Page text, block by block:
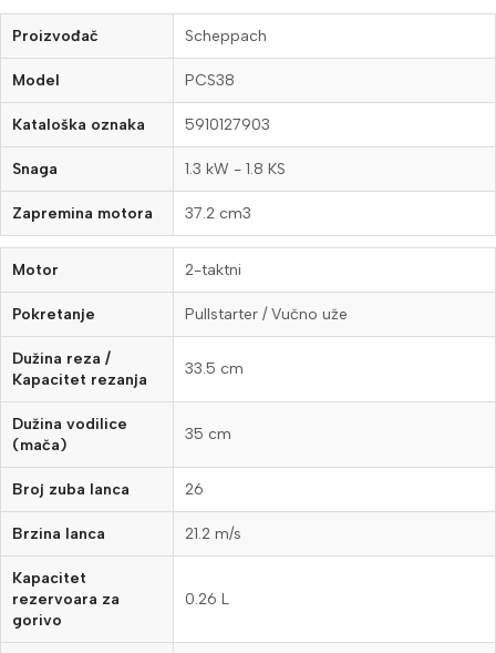
Proizvođač Scheppach
Model PCS38
Kataloška oznaka 5910127903
Snaga 1.3 kW - 1.8 KS
Zapremina motora 37.2 cm3
Motor 2-taktni
Pokretanje Pullstarter / Vučno uže
Dužina reza /
Kapacitet rezanja
33.5 cm
Dužina vodilice
(mača)
35 cm
Broj zuba lanca 26
Brzina lanca 21.2 m/s
Kapacitet
rezervoara za
gorivo
0.26 L